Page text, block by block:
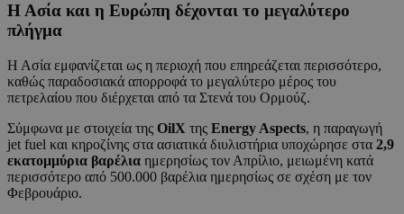
Η Ασία και η Ευρώπη δέχονται το μεγαλύτερο
πλήγμα
Η Ασία εμφανίζεται ως η περιοχή που επηρεάζεται περισσότερο,
καθώς παραδοσιακά απορροφά το μεγαλύτερο μέρος του
πετρελαίου που διέρχεται από τα Στενά του Ορμούζ.
Σύμφωνα με στοιχεία της OilX της Energy Aspects, η παραγωγή
jet fuel και κηροζίνης στα ασιατικά διυλιστήρια υποχώρησε στα 2,9
εκατομμύρια βαρέλια ημερησίως τον Απρίλιο, μειωμένη κατά
περισσότερο από 500.000 βαρέλια ημερησίως σε σχέση με τον
Φεβρουάριο.